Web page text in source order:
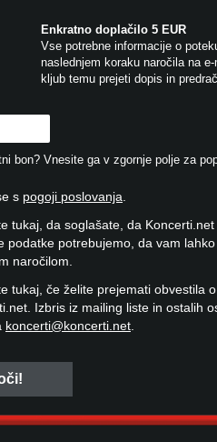
Enkratno doplačilo 5 EUR
Vse potrebne informacije o
naslednjem koraku naročila na
kljub temu prejeti dopis in
bon? Vnesite ga v zgornje polje za
s pogoji poslovanja
tukaj, da soglašate, da
podatke potrebujemo, da vam
naročilom.
tukaj, če želite prejemati obvestila
Izbris iz mailing liste in ostalih
koncerti@koncerti.net